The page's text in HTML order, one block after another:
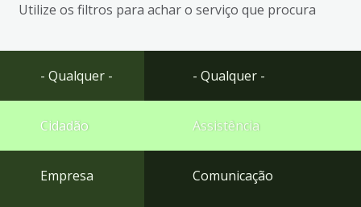
busca
Ir
rodapé
Utilize os filtros para achar o serviço que procura
- Qualquer -
Cidadão
Empresa
- Qualquer -
Assistência
Comunicação